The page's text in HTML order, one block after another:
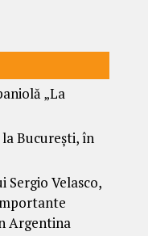
„La
București, în
Velasco,
Argentina